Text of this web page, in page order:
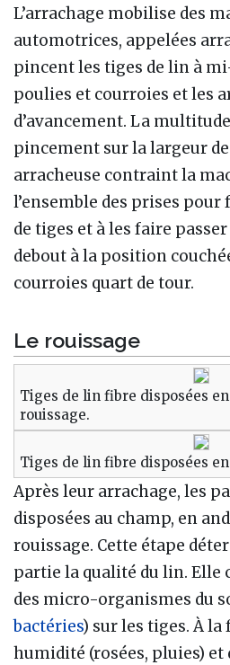
L’arrachage mobilise des
automotrices, appelées
pincent les tiges de lin à
poulies et courroies et les
d’avancement. La
pincement sur la largeur
arracheuse contraint la
l’ensemble des prises
de tiges et à les faire
debout à la position
courroies quart de tour.
Le rouissage
Tiges de lin fibre disposées
rouissage.
Tiges de lin fibre disposées
Après leur arrachage, les
disposées au champ, en
rouissage. Cette étape
partie la qualité du lin. Elle
des micro-organismes du
bactéries) sur les tiges. À la
humidité (rosées, pluies) et